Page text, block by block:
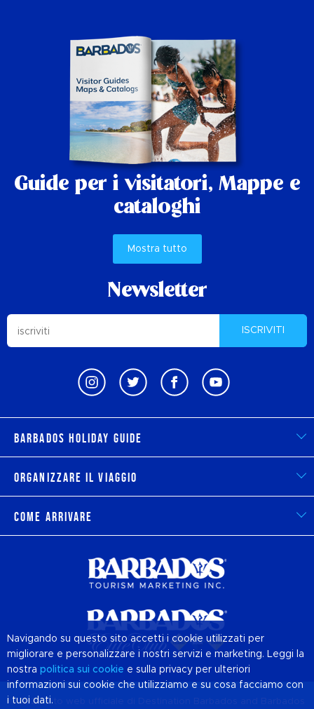
Guide per i visitatori, Mappe e
cataloghi
Mostra tutto
Newsletter
ISCRIVITI
Barbados Holiday Guide
Organizzare il viaggio
Come arrivare
© 2026 Sito web ufficiale di Destination
Navigando su questo sito accetti i cookie utilizzati per
migliorare e personalizzare i nostri servizi e marketing. Leggi la
nostra politica sui cookie e sulla privacy per ulteriori
informazioni sui cookie che utilizziamo e su cosa facciamo con
i tuoi dati.